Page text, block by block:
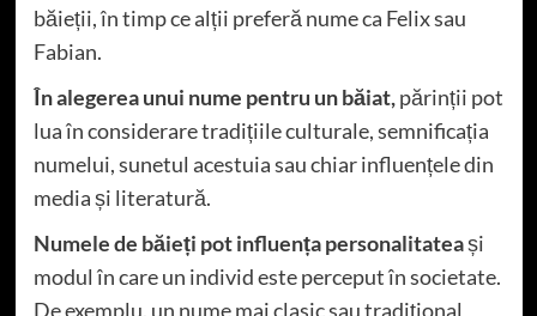
băieții, în timp ce alții preferă nume ca Felix sau
Fabian.
În alegerea unui nume pentru un băiat,părinții pot
lua în considerare tradițiile culturale, semnificația
numelui, sunetul acestuia sau chiar influențele din
media și literatură.
Numele de băieți pot influența personalitateași
modul în care un individ este perceput în societate.
De exemplu, un nume mai clasic sau tradițional